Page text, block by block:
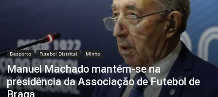
Desporto Futebol Distrital Minho
Manuel Machado mantém-se na
presidência da Associação de Futebol de
Braga